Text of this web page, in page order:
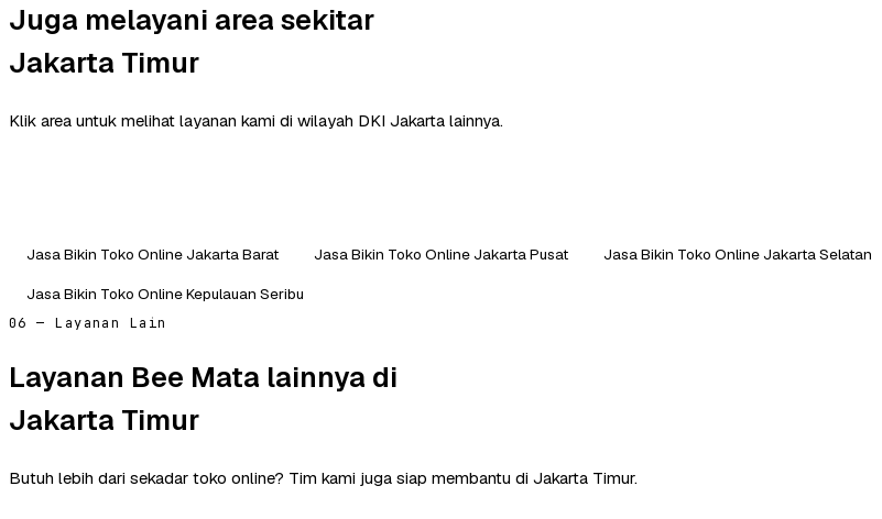
Juga melayani area sekitar
Jakarta Timur
Klik area untuk melihat layanan kami di wilayah DKI Jakarta lainnya.
Jasa Bikin Toko Online Jakarta Barat Jasa Bikin Toko Online Jakarta Pusat Jasa Bikin Toko Online Jakarta Selatan
Jasa Bikin Toko Online Kepulauan Seribu
06 — Layanan Lain
Layanan Bee Mata lainnya di
Jakarta Timur
Butuh lebih dari sekadar toko online? Tim kami juga siap membantu di Jakarta Timur.